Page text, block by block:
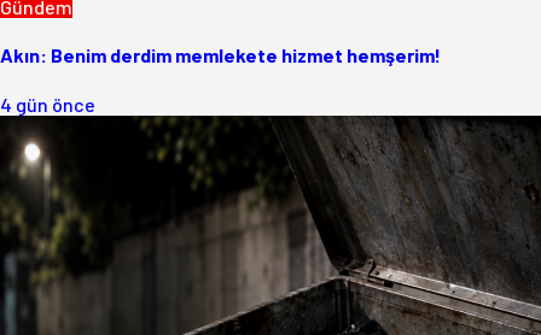
Gündem
Akın: Benim derdim memlekete hizmet hemşerim!
4 gün önce